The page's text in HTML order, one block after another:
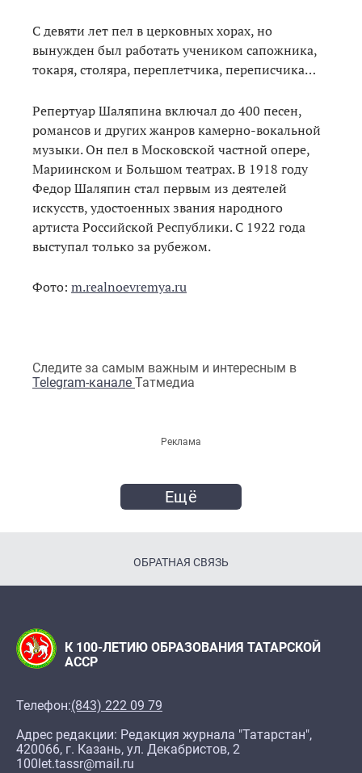
С девяти лет пел в церковных хорах, но
вынужден был работать учеником сапожника,
токаря, столяра, переплетчика, переписчика…
Репертуар Шаляпина включал до 400 песен,
романсов и других жанров камерно-вокальной
музыки. Он пел в Московской частной опере,
Мариинском и Большом театрах. В 1918 году
Федор Шаляпин стал первым из деятелей
искусств, удостоенных звания народного
артиста Российской Республики. С 1922 года
выступал только за рубежом.
Фото: m.realnoevremya.ru
Следите за самым важным и интересным в
Telegram-канале Татмедиа
Реклама
Ещё
ОБРАТНАЯ СВЯЗЬ
К 100-ЛЕТИЮ ОБРАЗОВАНИЯ ТАТАРСКОЙ
АССР
Телефон:(843) 222 09 79
Адрес редакции: Редакция журнала "Татарстан",
420066, г. Казань, ул. Декабристов, 2
100let.tassr@mail.ru